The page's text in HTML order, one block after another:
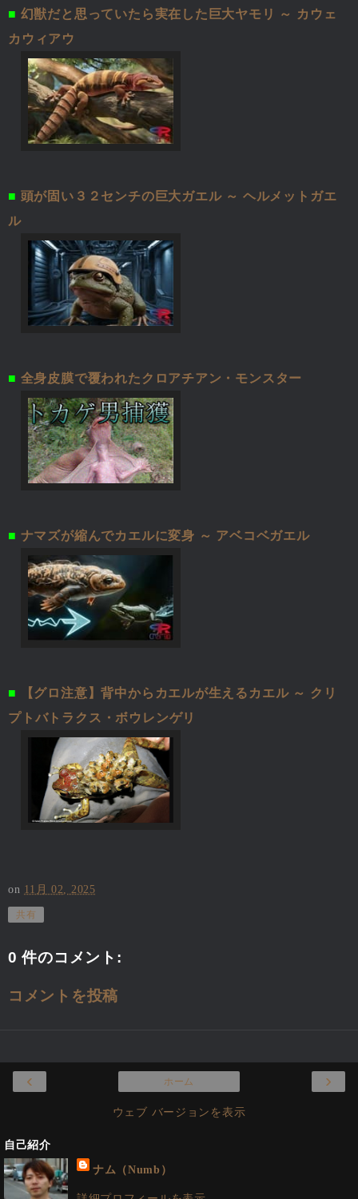
■ 幻獣だと思っていたら実在した巨大ヤモリ ～ カウェ
カウィアウ
■ 頭が固い３２センチの巨大ガエル ～ ヘルメットガエ
ル
■ 全身皮膜で覆われたクロアチアン・モンスター
■ ナマズが縮んでカエルに変身 ～ アベコベガエル
■
【グロ注意】背中からカエルが生えるカエル ～ クリ
プトバトラクス・ボウレンゲリ
on 11月 02, 2025
共有
0 件のコメント:
コメントを投稿
‹ ›
ホーム
ウェブ バージョンを表示
自己紹介
ナム（Numb）